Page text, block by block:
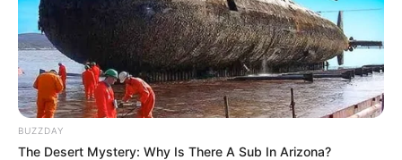
BUZZDAY
The Desert Mystery: Why Is There A Sub In Arizona?